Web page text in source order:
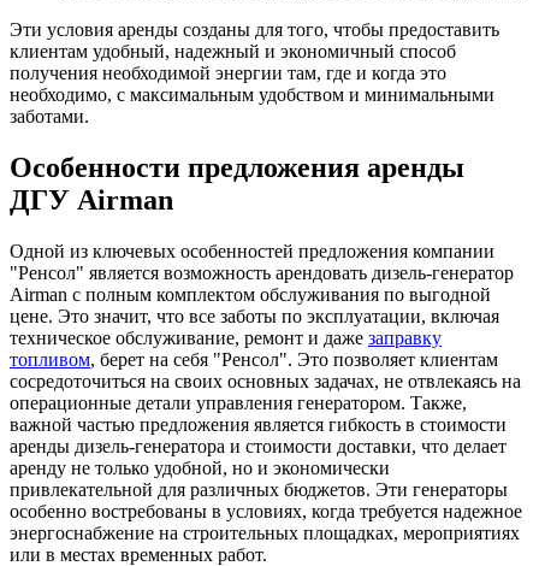
Эти условия аренды созданы для того, чтобы предоставить
клиентам удобный, надежный и экономичный способ
получения необходимой энергии там, где и когда это
необходимо, с максимальным удобством и минимальными
заботами.
Особенности предложения аренды
ДГУ Airman
Одной из ключевых особенностей предложения компании
"Ренсол" является возможность арендовать дизель-генератор
Airman с полным комплектом обслуживания по выгодной
цене. Это значит, что все заботы по эксплуатации, включая
техническое обслуживание, ремонт и даже заправку
топливом, берет на себя "Ренсол". Это позволяет клиентам
сосредоточиться на своих основных задачах, не отвлекаясь на
операционные детали управления генератором. Также,
важной частью предложения является гибкость в стоимости
аренды дизель-генератора и стоимости доставки, что делает
аренду не только удобной, но и экономически
привлекательной для различных бюджетов. Эти генераторы
особенно востребованы в условиях, когда требуется надежное
энергоснабжение на строительных площадках, мероприятиях
или в местах временных работ.